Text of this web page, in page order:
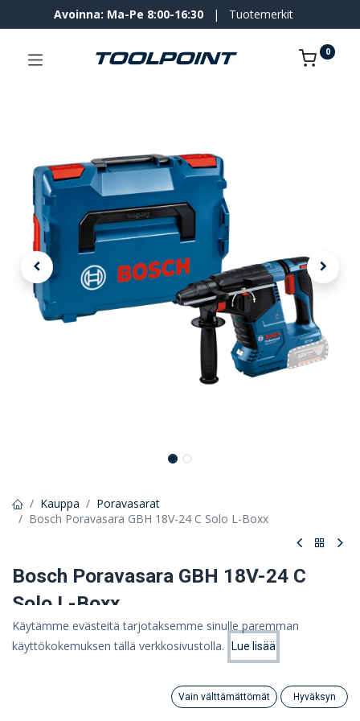
Hinta:
Lisää ostoskoriin
Category
Avoinna: Ma-Pe 8:00-16:30 | Tuotemerkit
0
Kauppa
Poravasarat
Bosch Poravasara GBH 18V-24 C Solo L-Boxx
Bosch Poravasara GBH 18V-24 C
Solo L-Boxx
Tehokas Bluetooth-poravasara päivittäiseen työskentelyyn
361,44 €
Käytämme evästeitä tarjotaksemme sinulle paremman
käyttökokemuksen tällä verkkosivustolla.
Lue lisää
Vain välttämättömät Hyväksyn